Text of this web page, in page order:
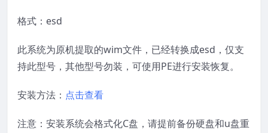
格式：esd
此系统为原机提取的wim文件，已经转换成esd，仅支
持此型号，其他型号勿装，可使用PE进行安装恢复。
安装方法： 点击查看
注意：安装系统会格式化C盘，请提前备份硬盘和u盘重